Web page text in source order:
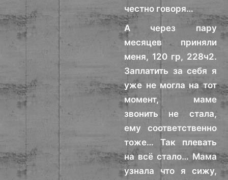
честно говоря…
А через пару
месяцев приняли
меня, 120 гр, 228ч2.
Заплатить за себя я
уже не могла на тот
момент, маме
звонить не стала,
ему соответственно
тоже… Так плевать
на всё стало… Мама
узнала что я сижу,